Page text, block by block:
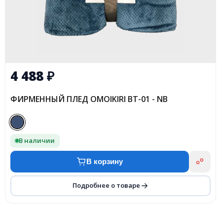
4 488₽
ФИРМЕННЫЙ ПЛЕД OMOIKIRI BT-01 - NB
В наличии
В корзину
Подробнее о товаре